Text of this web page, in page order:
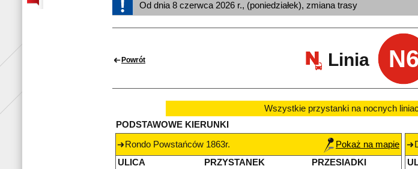
Od dnia 8 czerwca 2026 r., (poniedziałek), zmiana trasy
Powrót Linia N6
Wszystkie przystanki na nocnych
PODSTAWOWE KIERUNKI
Rondo Powstańców 1863r.
Pokaż na mapie
ULICA
PRZYSTANEK
PRZESIADKI